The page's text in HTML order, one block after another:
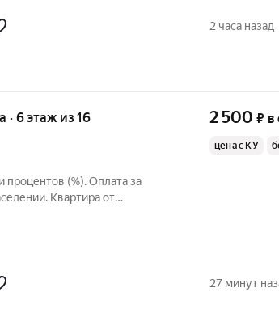
2 часа назад
· 6 этаж из 16
процентов (%). Оплата за
Квартира от
Рядом с домом
2 500 ₽ в
цена с КУ
27 минут